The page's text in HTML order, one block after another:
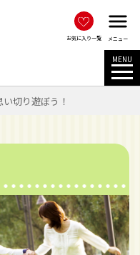
お気に入り一覧
menu
メニュー
切り遊ぼう！